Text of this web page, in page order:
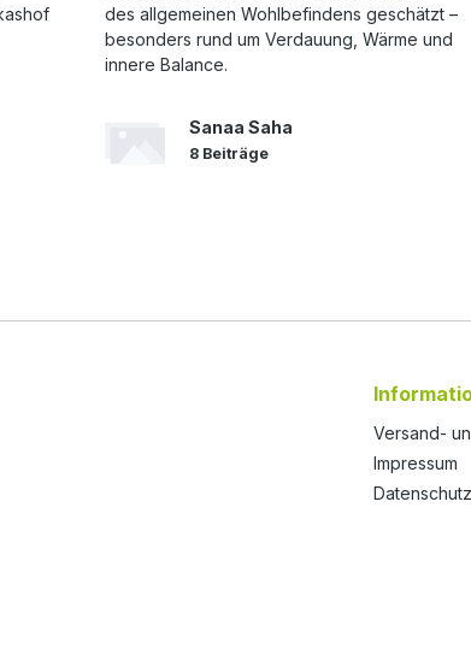
des allgemeinen Wohlbefindens geschätzt –
besonders rund um Verdauung, Wärme und
innere Balance.
Sanaa Saha
8 Beiträge
Versand-
Impressum
Datenschutz